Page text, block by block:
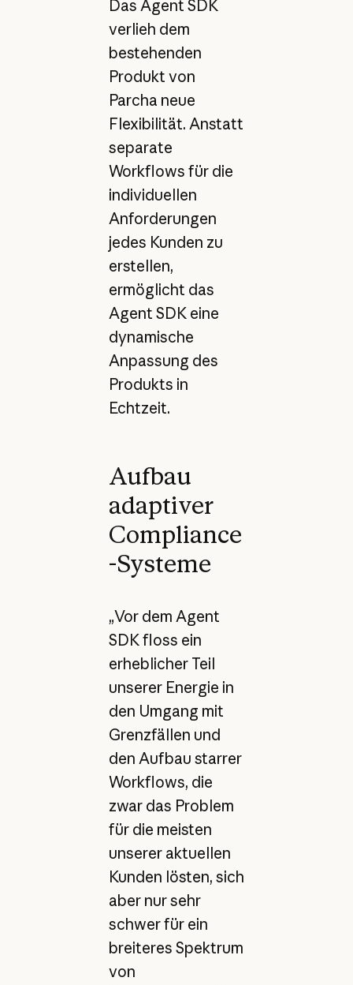
Das Agent SDK
verlieh dem
bestehenden
Produkt von
Parcha neue
Flexibilität. Anstatt
separate
Workflows für die
individuellen
Anforderungen
jedes Kunden zu
erstellen,
ermöglicht das
Agent SDK eine
dynamische
Anpassung des
Produkts in
Echtzeit.
Aufbau
adaptiver
Compliance
-Systeme
„Vor dem Agent
SDK floss ein
erheblicher Teil
unserer Energie in
den Umgang mit
Grenzfällen und
den Aufbau starrer
Workflows, die
zwar das Problem
für die meisten
unserer aktuellen
Kunden lösten, sich
aber nur sehr
schwer für ein
breiteres Spektrum
von